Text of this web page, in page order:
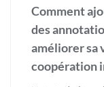
Comment
des
améliorer sa
coopération